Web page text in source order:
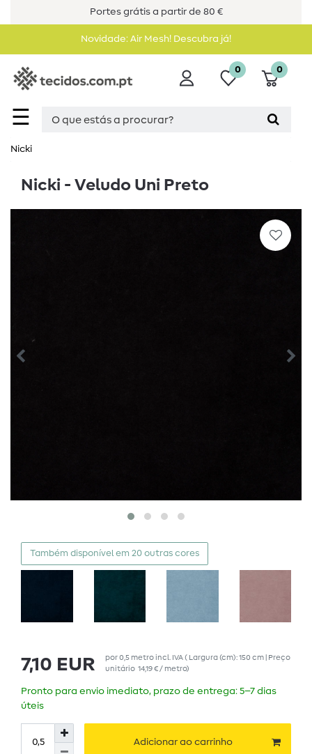
Portes grátis a partir de 80 €
Novidade: Air Mesh! Descubra já!
☰
0 0
Nicki
Nicki - Veludo Uni Preto
Também disponível em 20 outras cores
7,10 EUR por0,5 metroincl. IVA( Largura (cm): 150 cm | Preço
unitário 14,19 € / metro)
Pronto para envio imediato, prazo de entrega: 5–7 dias
úteis
Adicionar ao carrinho